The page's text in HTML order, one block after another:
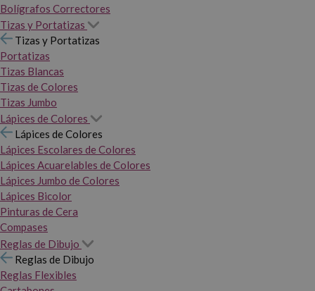
Bolígrafos Correctores
Tizas y Portatizas
Tizas y Portatizas
Portatizas
Tizas Blancas
Tizas de Colores
Tizas Jumbo
Lápices de Colores
Lápices de Colores
Lápices Escolares de Colores
Lápices Acuarelables de Colores
Lápices Jumbo de Colores
Lápices Bicolor
Pinturas de Cera
Compases
Reglas de Dibujo
Reglas de Dibujo
Reglas Flexibles